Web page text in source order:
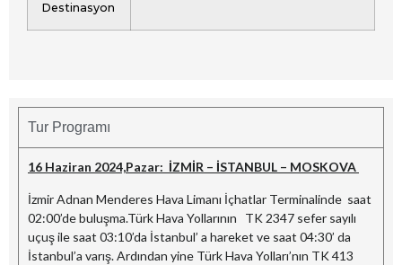
Destinasyon
Tur Programı
16 Haziran 2024,Pazar: İZMİR – İSTANBUL – MOSKOVA
İzmir Adnan Menderes Hava Limanı İçhatlar Terminalinde saat
02:00’de buluşma.Türk Hava Yollarının TK 2347 sefer sayılı
uçuş ile saat 03:10’da İstanbul’ a hareket ve saat 04:30’ da
İstanbul’a varış. Ardından yine Türk Hava Yolları’nın TK 413